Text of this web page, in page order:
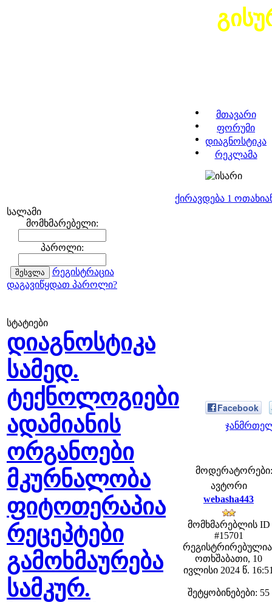
მთავარი
ფორუმი
დიაგნოსტიკა
რეკლამა
ქირავდება 1
სალამი
მომხმარებელი:
პაროლი:
რეგისტრაცია
დაგავიწყდათ პაროლი?
სტატიები
დიაგნოსტიკა
სამედ.
ტექნოლოგიები
ადამიანის
ორგანოები
მკურნალობა
ფიტოთერაპია
რეცეპტები
გამოხმაურება
სამკურ.
Facebook
მოდერატორები:
ავტორი
webasha443
მომხმარებლის ID
#15701
ოთხშაბათი, 10
ივლისი 2024 წ.
შეტყობინებები: 55